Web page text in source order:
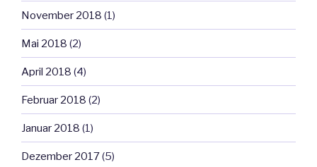
November 2018 (1)
Mai 2018 (2)
April 2018 (4)
Februar 2018 (2)
Januar 2018 (1)
Dezember 2017(5)